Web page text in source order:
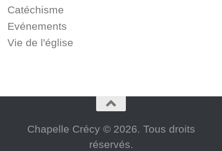
Catéchisme
Evénements
Vie de l'église
Chapelle Crécy © 2026. Tous droits
réservés.